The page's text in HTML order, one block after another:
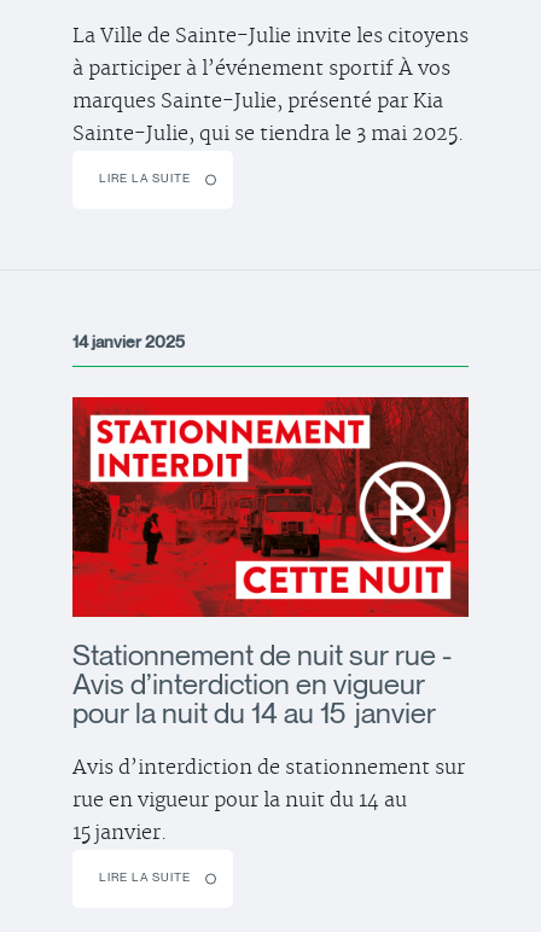
La Ville de Sainte-Julie invite les citoyens
à participer à l’événement sportif À vos
marques Sainte-Julie, présenté par Kia
Sainte-Julie, qui se tiendra le 3 mai 2025.
LIRE LA SUITE
14 janvier 2025
Stationnement de nuit sur rue -
Avis d’interdiction en vigueur
pour la nuit du 14 au 15 janvier
Avis d’interdiction de stationnement sur
rue en vigueur pour la nuit du 14 au
15 janvier.
LIRE LA SUITE